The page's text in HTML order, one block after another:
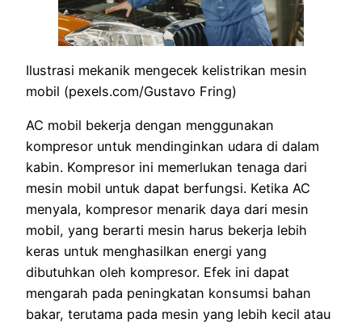
Ilustrasi mekanik mengecek kelistrikan mesin
mobil (pexels.com/Gustavo Fring)
AC mobil bekerja dengan menggunakan
kompresor untuk mendinginkan udara di dalam
kabin. Kompresor ini memerlukan tenaga dari
mesin mobil untuk dapat berfungsi. Ketika AC
menyala, kompresor menarik daya dari mesin
mobil, yang berarti mesin harus bekerja lebih
keras untuk menghasilkan energi yang
dibutuhkan oleh kompresor. Efek ini dapat
mengarah pada peningkatan konsumsi bahan
bakar, terutama pada mesin yang lebih kecil atau